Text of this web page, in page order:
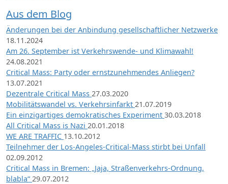
Aus dem Blog
Änderungen bei der Anbindung gesellschaftlicher Netzwerke
18.11.2024
Am 26. September ist Verkehrswende- und Klimawahl!
24.08.2021
Critical Mass: Party oder ernstzunehmendes Anliegen?
13.07.2021
Dezentrale Critical Mass 27.03.2020
Mobilitätswandel vs. Verkehrsinfarkt 21.07.2019
Ein einzigartiges demokratisches Experiment 30.03.2018
All Critical Mass is Nazi 20.01.2018
WE ARE TRAFFIC 13.10.2012
Teilnehmer der Los-Angeles-Critical-Mass stirbt bei Unfall
02.09.2012
Critical Mass in Bremen: „Jaja, Straßenverkehrs-Ordnung,
blabla“ 29.07.2012